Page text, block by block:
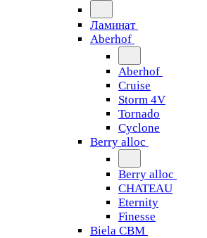
Ламинат
Aberhof
Aberhof
Cruise
Storm 4V
Tornado
Сyclone
Berry alloc
Berry alloc
CHATEAU
Eternity
Finesse
Biela CBM